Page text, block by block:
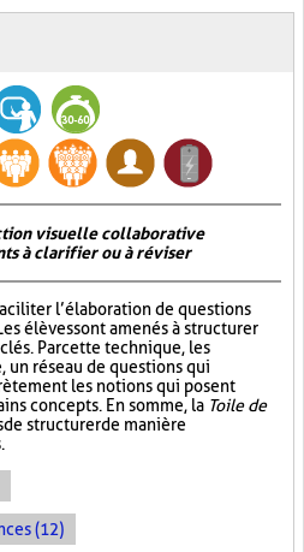
visuelle collaborative
à clarifier ou à réviser
l’élaboration de questions
élèves sont amenés à structurer
Par cette technique, les
un réseau de questions qui
les notions qui posent
concepts. En somme, la Toile de
structurer de manière
(12)